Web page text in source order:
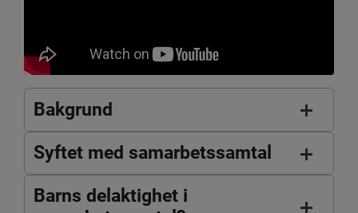
Bakgrund
Syftet med samarbetssamtal
Barns delaktighet i